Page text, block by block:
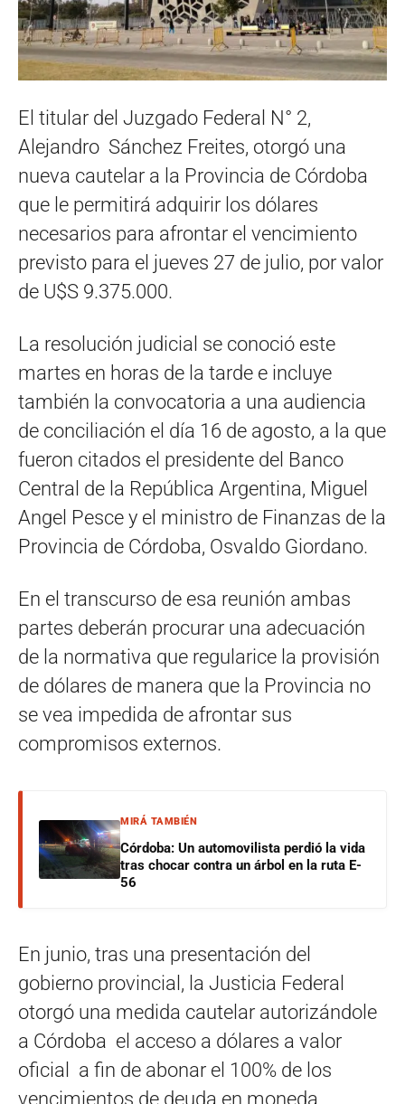
El titular del Juzgado Federal N° 2,
Alejandro Sánchez Freites, otorgó una
nueva cautelar a la Provincia de Córdoba
que le permitirá adquirir los dólares
necesarios para afrontar el vencimiento
previsto para el jueves 27 de julio, por valor
de U$S 9.375.000.
La resolución judicial se conoció este
martes en horas de la tarde e incluye
también la convocatoria a una audiencia
de conciliación el día 16 de agosto, a la que
fueron citados el presidente del Banco
Central de la República Argentina, Miguel
Angel Pesce y el ministro de Finanzas de la
Provincia de Córdoba, Osvaldo Giordano.
En el transcurso de esa reunión ambas
partes deberán procurar una adecuación
de la normativa que regularice la provisión
de dólares de manera que la Provincia no
se vea impedida de afrontar sus
compromisos externos.
MIRÁ TAMBIÉN
Córdoba: Un automovilista perdió la vida
tras chocar contra un árbol en la ruta E-
56
En junio, tras una presentación del
gobierno provincial, la Justicia Federal
otorgó una medida cautelar autorizándole
a Córdoba el acceso a dólares a valor
oficial a fin de abonar el 100% de los
vencimientos de deuda en moneda